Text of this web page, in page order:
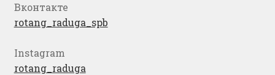
Вконтакте
rotang_raduga_spb
Instagram
rotang_raduga